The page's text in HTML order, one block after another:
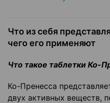
Что из себя
чего его применяют
Что такое таблетки Ко-
Ко-Пренесса
двух активных веществ,